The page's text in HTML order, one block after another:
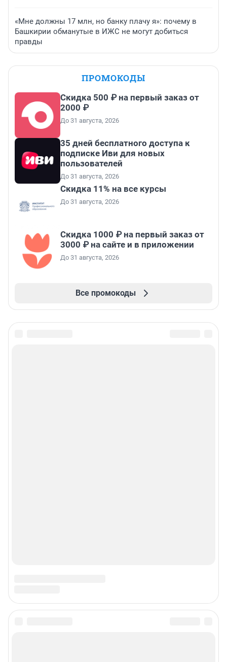
«Мне должны 17 млн, но банку плачу я»: почему в
Башкирии обманутые в ИЖС не могут добиться
правды
ПРОМОКОДЫ
Скидка 500 ₽ на первый заказ от
2000 ₽
До 31 августа, 2026
35 дней бесплатного доступа к
подписке Иви для новых
пользователей
До 31 августа, 2026
Скидка 11% на все курсы
До 31 августа, 2026
Скидка 1000 ₽ на первый заказ от
3000 ₽ на сайте и в приложении
До 31 августа, 2026
Все промокоды